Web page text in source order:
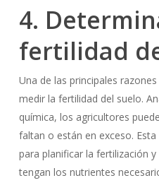
4.
fertilidad
Una de las principales
medir la fertilidad del suelo.
química, los agricultores
faltan o están en exceso.
para planificar la fertilización
tengan los nutrientes